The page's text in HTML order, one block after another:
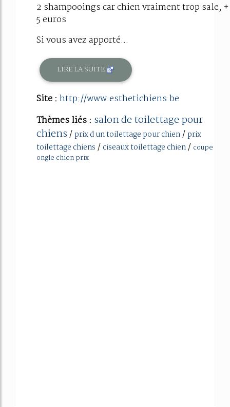
2 shampooings car chien vraiment trop sale, +
5 euros
Si vous avez apporté...
LIRE LA SUITE
Site : http://www.esthetichiens.be
Thèmes liés : salon de toilettage pour
chiens/ prix d un toilettage pour chien/ prix
toilettage chiens / ciseaux toilettage chien/ coupe
ongle chien prix